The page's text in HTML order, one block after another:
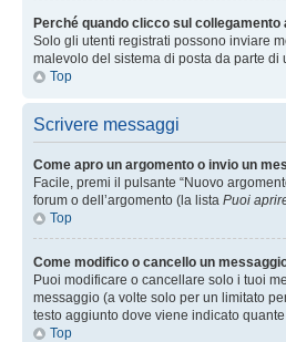
Perché quando clicco sul
Solo gli utenti registrati possono inviare
malevolo del sistema di posta da parte di
Top
Scrivere messaggi
Come apro un argomento o invio un
Facile, premi il pulsante “Nuovo
forum o dell’argomento (la lista Puoi
Top
Come modifico o cancello un
Puoi modificare o cancellare solo i tuoi
messaggio (a volte solo per un limitato
testo aggiunto dove viene indicato
Top